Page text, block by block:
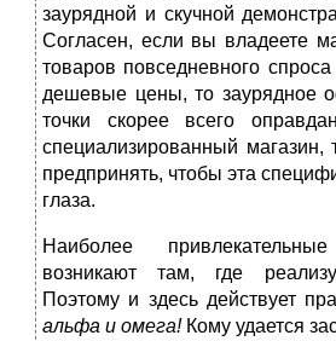
заурядной и скучной
Согласен, если вы владеете
товаров повседневного
дешевые цены, то заурядное
точки скорее всего
специализированный магазин,
предпринять, чтобы эта
глаза.
Наиболее
возникают там, где
Поэтому и здесь действует
альфа и омега! Кому удается